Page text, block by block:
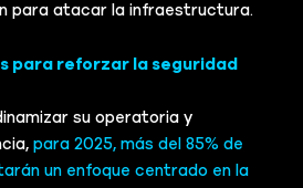
para atacar la infraestructura.
para reforzar la seguridad
su operatoria y
para 2025, más del 85% de
un enfoque centrado en la